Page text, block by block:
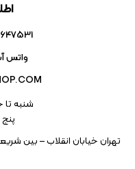
02177647531
واتس آپ :
شنبه تا
پنج
تهران خیابان انقلاب – بین